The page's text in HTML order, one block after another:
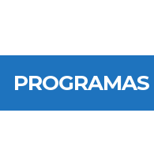
PROGRAMAS